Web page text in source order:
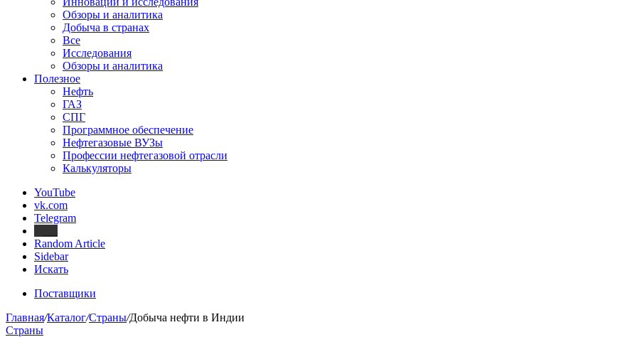
Обзоры и аналитика
Добыча в странах
Все
Исследования
Обзоры и аналитика
Полезное
Нефть
ГАЗ
СПГ
Программное обеспечение
Нефтегазовые ВУЗы
Профессии нефтегазовой отрасли
Калькуляторы
YouTube
vk.com
Telegram
Random Article
Sidebar
Искать
Поставщики
Главная/Каталог/Страны/Добыча нефти в Индии
Страны